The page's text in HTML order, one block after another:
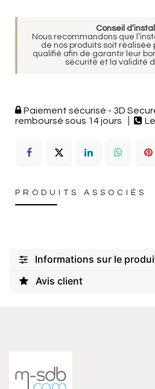
Conseil
Nous recommandons que
de nos produits soit réalisée
qualifié afin de garantir leur
sécurité et la validité
Paiement sécurisé - 3D
remboursé sous 14 jours
PRODUITS ASSOCIÉS
Informations sur le
Avis client